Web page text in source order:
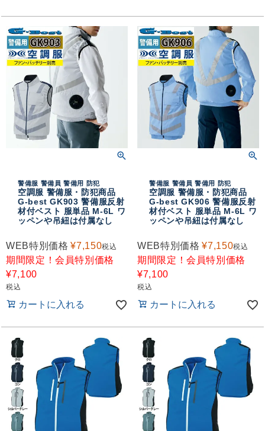
警備服 警備員 警備用 防犯
空調服 警備服・防犯商品
G-best GK903 警備服反射
材付ベスト 服単品 M-6L ワ
ッペンや吊紐は付属なし
WEB特別価格 ¥7,150税込
期間限定！会員特別価格
¥7,100
税込
カートに入れる
警備服 警備員 警備用 防犯
空調服 警備服・防犯商品
G-best GK906 警備服反射
材付ベスト 服単品 M-6L ワ
ッペンや吊紐は付属なし
WEB特別価格 ¥7,150税込
期間限定！会員特別価格
¥7,100
税込
カートに入れる